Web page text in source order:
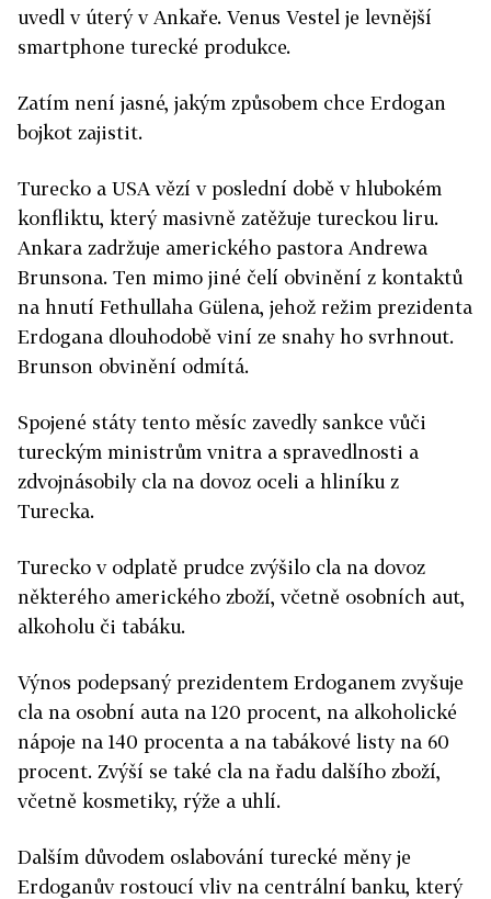
uvedl v úterý v Ankaře. Venus Vestel je levnější
smartphone turecké produkce.
Zatím není jasné, jakým způsobem chce Erdogan
bojkot zajistit.
Turecko a USA vězí v poslední době v hlubokém
konfliktu, který masivně zatěžuje tureckou liru.
Ankara zadržuje amerického pastora Andrewa
Brunsona. Ten mimo jiné čelí obvinění z kontaktů
na hnutí Fethullaha Gülena, jehož režim prezidenta
Erdogana dlouhodobě viní ze snahy ho svrhnout.
Brunson obvinění odmítá.
Spojené státy tento měsíc zavedly sankce vůči
tureckým ministrům vnitra a spravedlnosti a
zdvojnásobily cla na dovoz oceli a hliníku z
Turecka.
Turecko v odplatě prudce zvýšilo cla na dovoz
některého amerického zboží, včetně osobních aut,
alkoholu či tabáku.
Výnos podepsaný prezidentem Erdoganem zvyšuje
cla na osobní auta na 120 procent, na alkoholické
nápoje na 140 procenta a na tabákové listy na 60
procent. Zvýší se také cla na řadu dalšího zboží,
včetně kosmetiky, rýže a uhlí.
Dalším důvodem oslabování turecké měny je
Erdoganův rostoucí vliv na centrální banku, který